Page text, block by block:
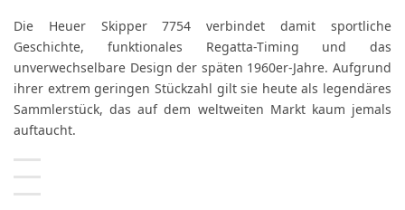
Die Heuer Skipper 7754 verbindet damit sportliche
Geschichte, funktionales Regatta-Timing und das
unverwechselbare Design der späten 1960er-Jahre. Aufgrund
ihrer extrem geringen Stückzahl gilt sie heute als legendäres
Sammlerstück, das auf dem weltweiten Markt kaum jemals
auftaucht.